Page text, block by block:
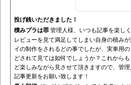
投げ銭いただきました！
積みプラは罪管理人様、いつも記事を楽し
レビューを見て満足してしまい自身の積み
イの制作をされるどの事でしたが、実車用
どされて見ては如何でしょうか？これから
ど楽しみながら見させて頂きますので、管
記事更新をお願い致します！